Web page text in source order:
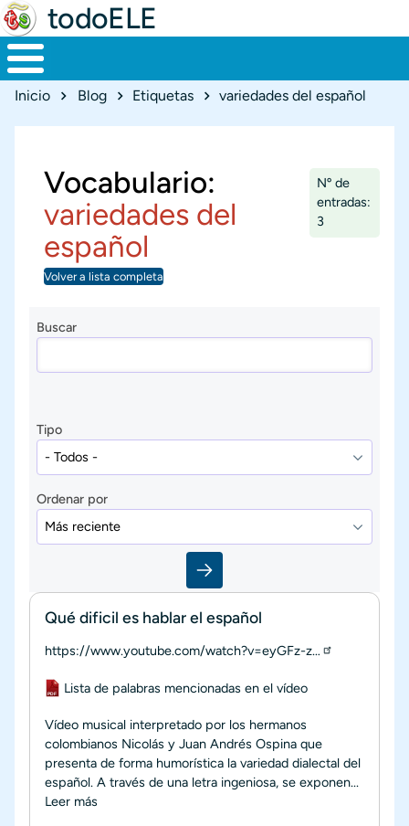
todoELE
Ruta de navegación
Inicio Blog Etiquetas variedades del español
Vocabulario:
variedades del
español
Nº de
entradas:
3
Volver a lista completa
Buscar
Tipo
Ordenar por
Qué dificil es hablar el español
https://www.youtube.com/watch?v=eyGFz-z…
Documento
Lista de palabras mencionadas en el vídeo
Vídeo musical interpretado por los hermanos
colombianos Nicolás y Juan Andrés Ospina que
presenta de forma humorística la variedad dialectal del
español. A través de una letra ingeniosa, se exponen...
Leer más